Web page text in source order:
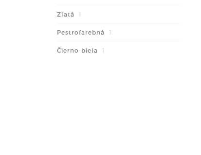
Zlatá 1
Pestrofarebná 1
Čierno-biela 1